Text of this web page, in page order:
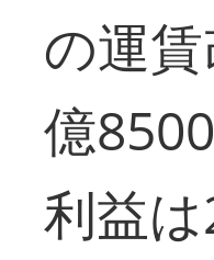
の運
億
利益